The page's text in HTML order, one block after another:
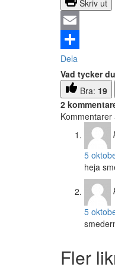
Skriv ut
Email
Dela
Vad tycker
Bra: 19
2
5
heja
5
Fler